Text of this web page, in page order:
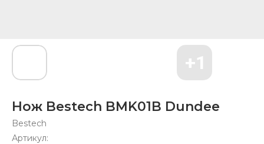
Нож Bestech BMK01B Dundee
Bestech
Артикул: